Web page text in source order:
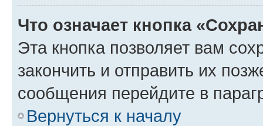
Что означает кнопка
Эта кнопка позволяет вам
закончить и отправить их
сообщения перейдите в
Вернуться к началу